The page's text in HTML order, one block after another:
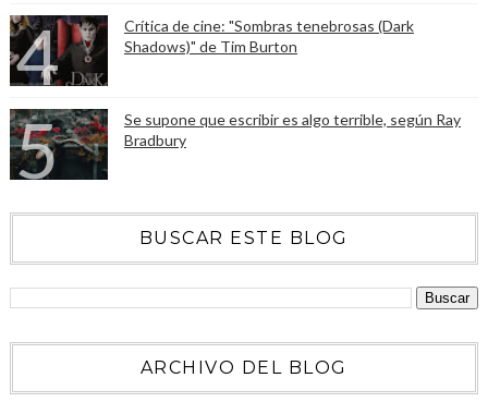
Crítica de cine: "Sombras tenebrosas (Dark
Shadows)" de Tim Burton
Se supone que escribir es algo terrible, según Ray
Bradbury
BUSCAR ESTE BLOG
ARCHIVO DEL BLOG